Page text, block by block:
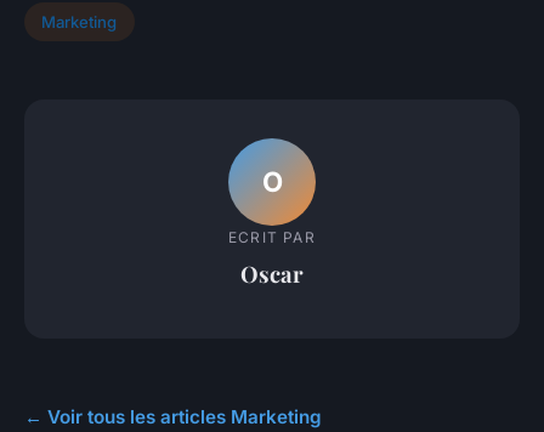
Marketing
O
ECRIT PAR
Oscar
← Voir tous les articles Marketing